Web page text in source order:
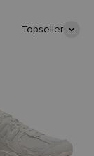
Topseller